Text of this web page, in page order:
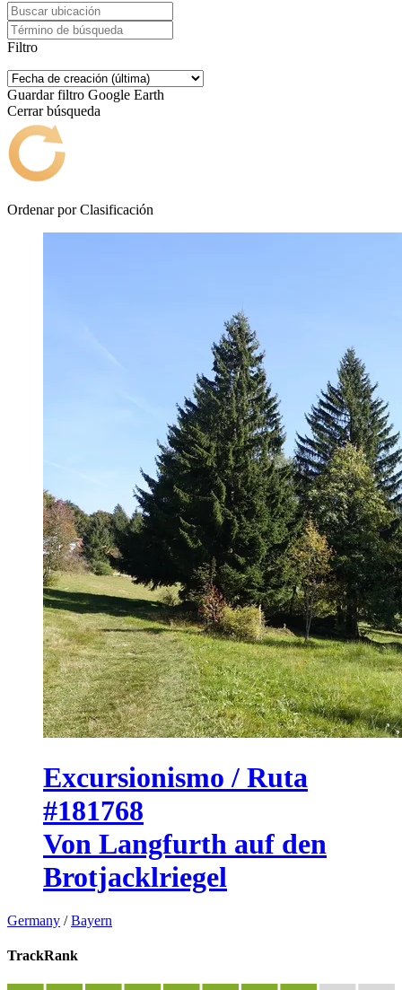
Filtro
Guardar filtro Google Earth
Cerrar búsqueda
Ordenar por Clasificación
Excursionismo / Ruta
#181768
Von Langfurth auf den
Brotjacklriegel
Germany /Bayern
TrackRank